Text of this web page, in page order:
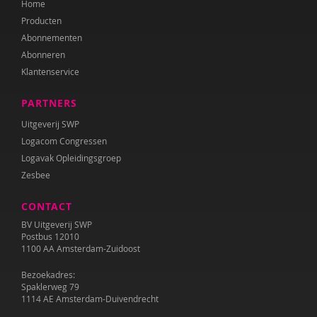
Geert-Jan Stams
Frea Swets-Gronert
Louis Tavecchio
Peter de Wit
Home
Producten
Abonnementen
Abonneren
Klantenservice
PARTNERS
Uitgeverij SWP
Logacom Congressen
Logavak Opleidingsgroep
Zesbee
CONTACT
BV Uitgeverij SWP
Postbus 12010
1100 AA Amsterdam-Zuidoost
Bezoekadres:
Spaklerweg 79
1114 AE Amsterdam-Duivendrecht